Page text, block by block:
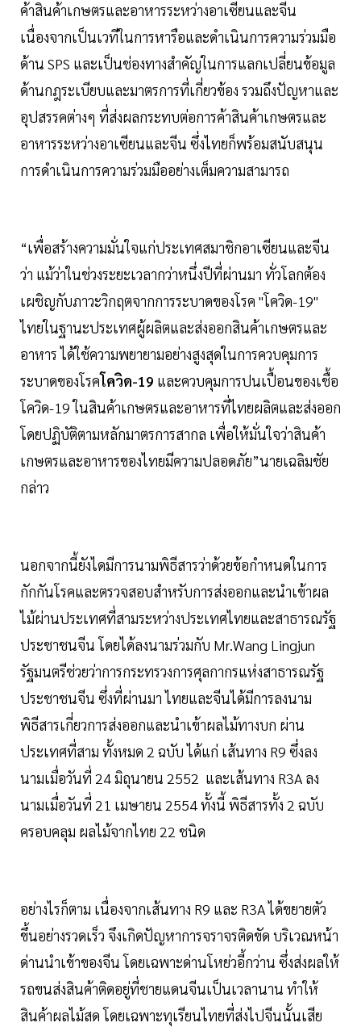
ค้าสินค้าเกษตรและอาหารระหว่างอาเซียนและจีน
เนื่องจากเป็นเวทีในการหารือและดำเนินการความร่วมมือ
ด้าน SPS และเป็นช่องทางสำคัญในการแลกเปลี่ยนข้อมูล
ด้านกฎระเบียบและมาตรการที่เกี่ยวข้อง รวมถึงปัญหาและ
อุปสรรคต่างๆ ที่ส่งผลกระทบต่อการค้าสินค้าเกษตรและ
อาหารระหว่างอาเซียนและจีน ซึ่งไทยก็พร้อมสนับสนุน
การดำเนินการความร่วมมืออย่างเต็มความสามารถ
“เพื่อสร้างความมั่นใจแก่ประเทศสมาชิกอาเซียนและจีน
ว่า แม้ว่าในช่วงระยะเวลากว่าหนึ่งปีที่ผ่านมา ทั่วโลกต้อง
เผชิญกับภาวะวิกฤตจากการระบาดของโรค "โควิด-19"
ไทยในฐานะประเทศผู้ผลิตและส่งออกสินค้าเกษตรและ
อาหาร ได้ใช้ความพยายามอย่างสูงสุดในการควบคุมการ
ระบาดของโรคโควิด-19 และควบคุมการปนเปื้อนของเชื้อ
โควิด-19 ในสินค้าเกษตรและอาหารที่ไทยผลิตและส่งออก
โดยปฏิบัติตามหลักมาตรการสากล เพื่อให้มั่นใจว่าสินค้า
เกษตรและอาหารของไทยมีความปลอดภัย”นายเฉลิมชัย
กล่าว
นอกจากนี้ยังไดมีการนามพิธีสารว่าด้วยข้อกำหนดในการ
กักกันโรคและตรวจสอบสำหรับการส่งออกและนำเข้าผล
ไม้ผ่านประเทศที่สามระหว่างประเทศไทยและสาธารณรัฐ
ประชาชนจีน โดยได้ลงนามร่วมกับ Mr.Wang Lingjun
รัฐมนตรีช่วยว่าการกระทรวงการศุลกากรแห่งสาธารณรัฐ
ประชาชนจีน ซึ่งที่ผ่านมา ไทยและจีนได้มีการลงนาม
พิธีสารเกี่ยวการส่งออกและนำเข้าผลไม้ทางบก ผ่าน
ประเทศที่สาม ทั้งหมด 2 ฉบับ ได้แก่ เส้นทาง R9 ซึ่งลง
นามเมื่อวันที่ 24 มิถุนายน 2552 และเส้นทาง R3A ลง
นามเมื่อวันที่ 21 เมษายน 2554 ทั้งนี้ พิธีสารทั้ง 2 ฉบับ
ครอบคลุม ผลไม้จากไทย 22 ชนิด
อย่างไรก็ตาม เนื่องจากเส้นทาง R9 และ R3A ได้ขยายตัว
ขึ้นอย่างรวดเร็ว จึงเกิดปัญหาการจราจรติดขัด บริเวณหน้า
ด่านนำเข้าของจีน โดยเฉพาะด่านโหย่วอี้กว่าน ซึ่งส่งผลให้
รถขนส่งสินค้าติดอยู่ที่ชายแดนจีนเป็นเวลานาน ทำให้
สินค้าผลไม้สด โดยเฉพาะทุเรียนไทยที่ส่งไปจีนนั้นเสีย